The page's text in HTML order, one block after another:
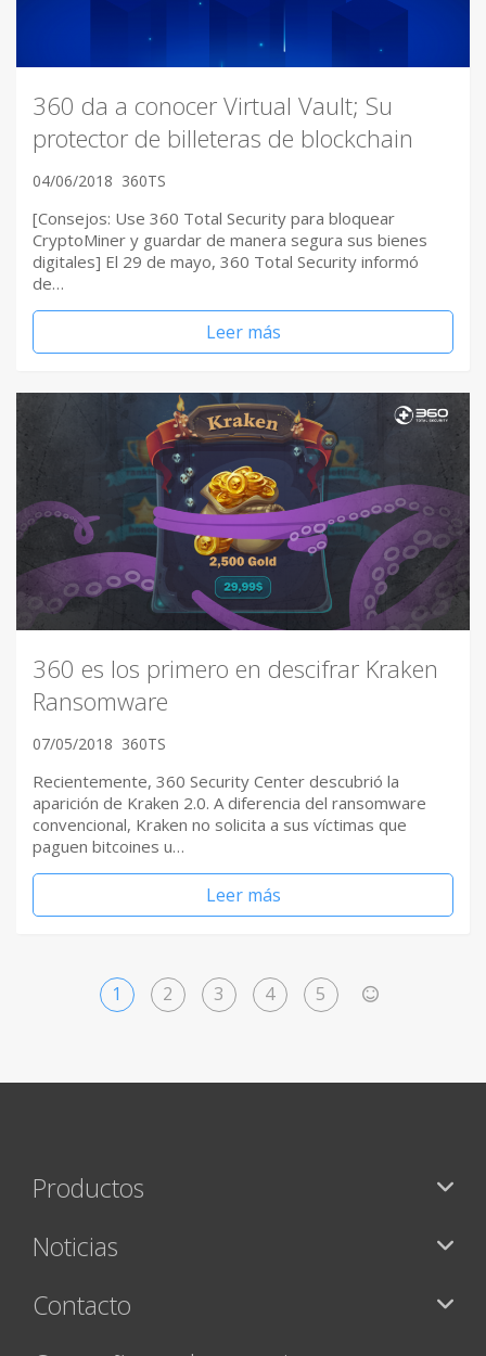
360 da a conocer Virtual Vault; Su
protector de billeteras de blockchain
04/06/2018 360TS
[Consejos: Use 360 Total Security para bloquear
CryptoMiner y guardar de manera segura sus bienes
digitales] El 29 de mayo, 360 Total Security informó
de…
Leer más
360 es los primero en descifrar Kraken
Ransomware
07/05/2018 360TS
Recientemente, 360 Security Center descubrió la
aparición de Kraken 2.0. A diferencia del ransomware
convencional, Kraken no solicita a sus víctimas que
paguen bitcoines u…
Leer más
1 2 3 4 5
Productos
Noticias
Contacto